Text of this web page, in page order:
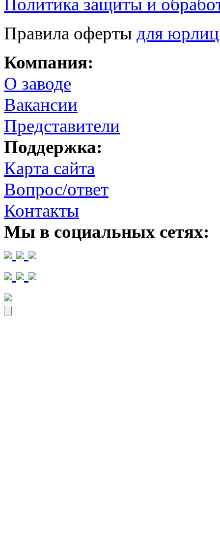
Политика защиты и
Правила оферты для
Компания:
О заводе
Вакансии
Представители
Поддержка:
Карта сайта
Вопрос/ответ
Контакты
Мы в социальных сетях: